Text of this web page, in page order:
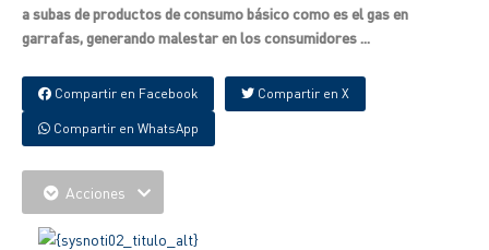
a subas de productos de consumo básico como es el gas en
garrafas, generando malestar en los consumidores ...
Compartir en Facebook Compartir en X
Compartir en WhatsApp
Acciones